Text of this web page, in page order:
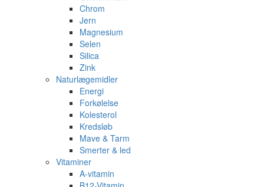
Chrom
Jern
Magnesium
Selen
Silica
Zink
Naturlægemidler
Energi
Forkølelse
Kolesterol
Kredsløb
Mave & Tarm
Smerter & led
Vitaminer
A-vitamin